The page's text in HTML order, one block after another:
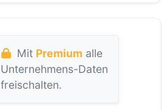
Mit Premium alle
Unternehmens-Daten
freischalten.